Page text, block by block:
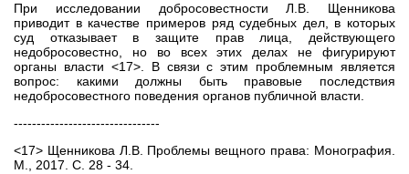
При исследовании добросовестности Л.В. Щенникова
приводит в качестве примеров ряд судебных дел, в которых
суд отказывает в защите прав лица, действующего
недобросовестно, но во всех этих делах не фигурируют
органы власти <17>. В связи с этим проблемным является
вопрос: какими должны быть правовые последствия
недобросовестного поведения органов публичной власти.
--------------------------------
<17> Щенникова Л.В. Проблемы вещного права: Монография.
М., 2017. С. 28 - 34.